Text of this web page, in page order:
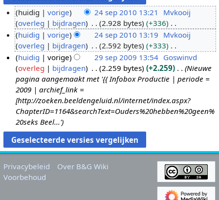
4
e
huidig vorige 24 sep 2010 13:21
Mvkooij
overleg
bijdragen 2.928 bytes
+336
G
e
e
n
b
e
w
e
r
k
i
n
huidig vorige 24 sep 2010 13:19 Mvkooij
overleg
bijdragen 2.592 bytes
+333
G
e
e
n
b
e
w
e
r
k
i
n
0
huidig vorige 29 sep 2009 13:54 Goswinvd
overleg
bijdragen 2.259 bytes +2.259
Nieuwe
pagina aangemaakt met '{{ Infobox Productie | periode =
2009 | archief_link =
[http://zoeken.beeldengeluid.nl/internet/index.aspx?
ChapterID=1164&searchText=Ouders%20hebben%20geen%
20seks Beel...'
Privacybeleid
Over B&G Wiki
Voorbehoud